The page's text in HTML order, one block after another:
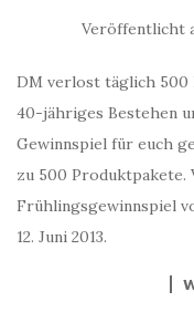
Veröffentlicht
DM verlost täglich
40-jähriges Bestehen
Gewinnspiel für euch
zu 500 Produktpakete.
Frühlingsgewinnspiel
12. Juni 2013.